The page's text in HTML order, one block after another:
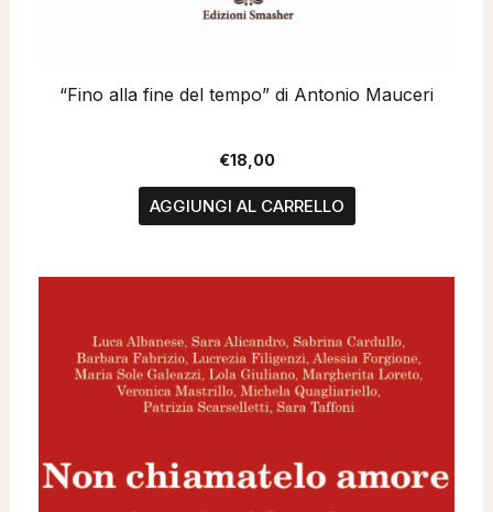
“Fino alla fine del tempo” di Antonio Mauceri
€18,00
AGGIUNGI AL CARRELLO